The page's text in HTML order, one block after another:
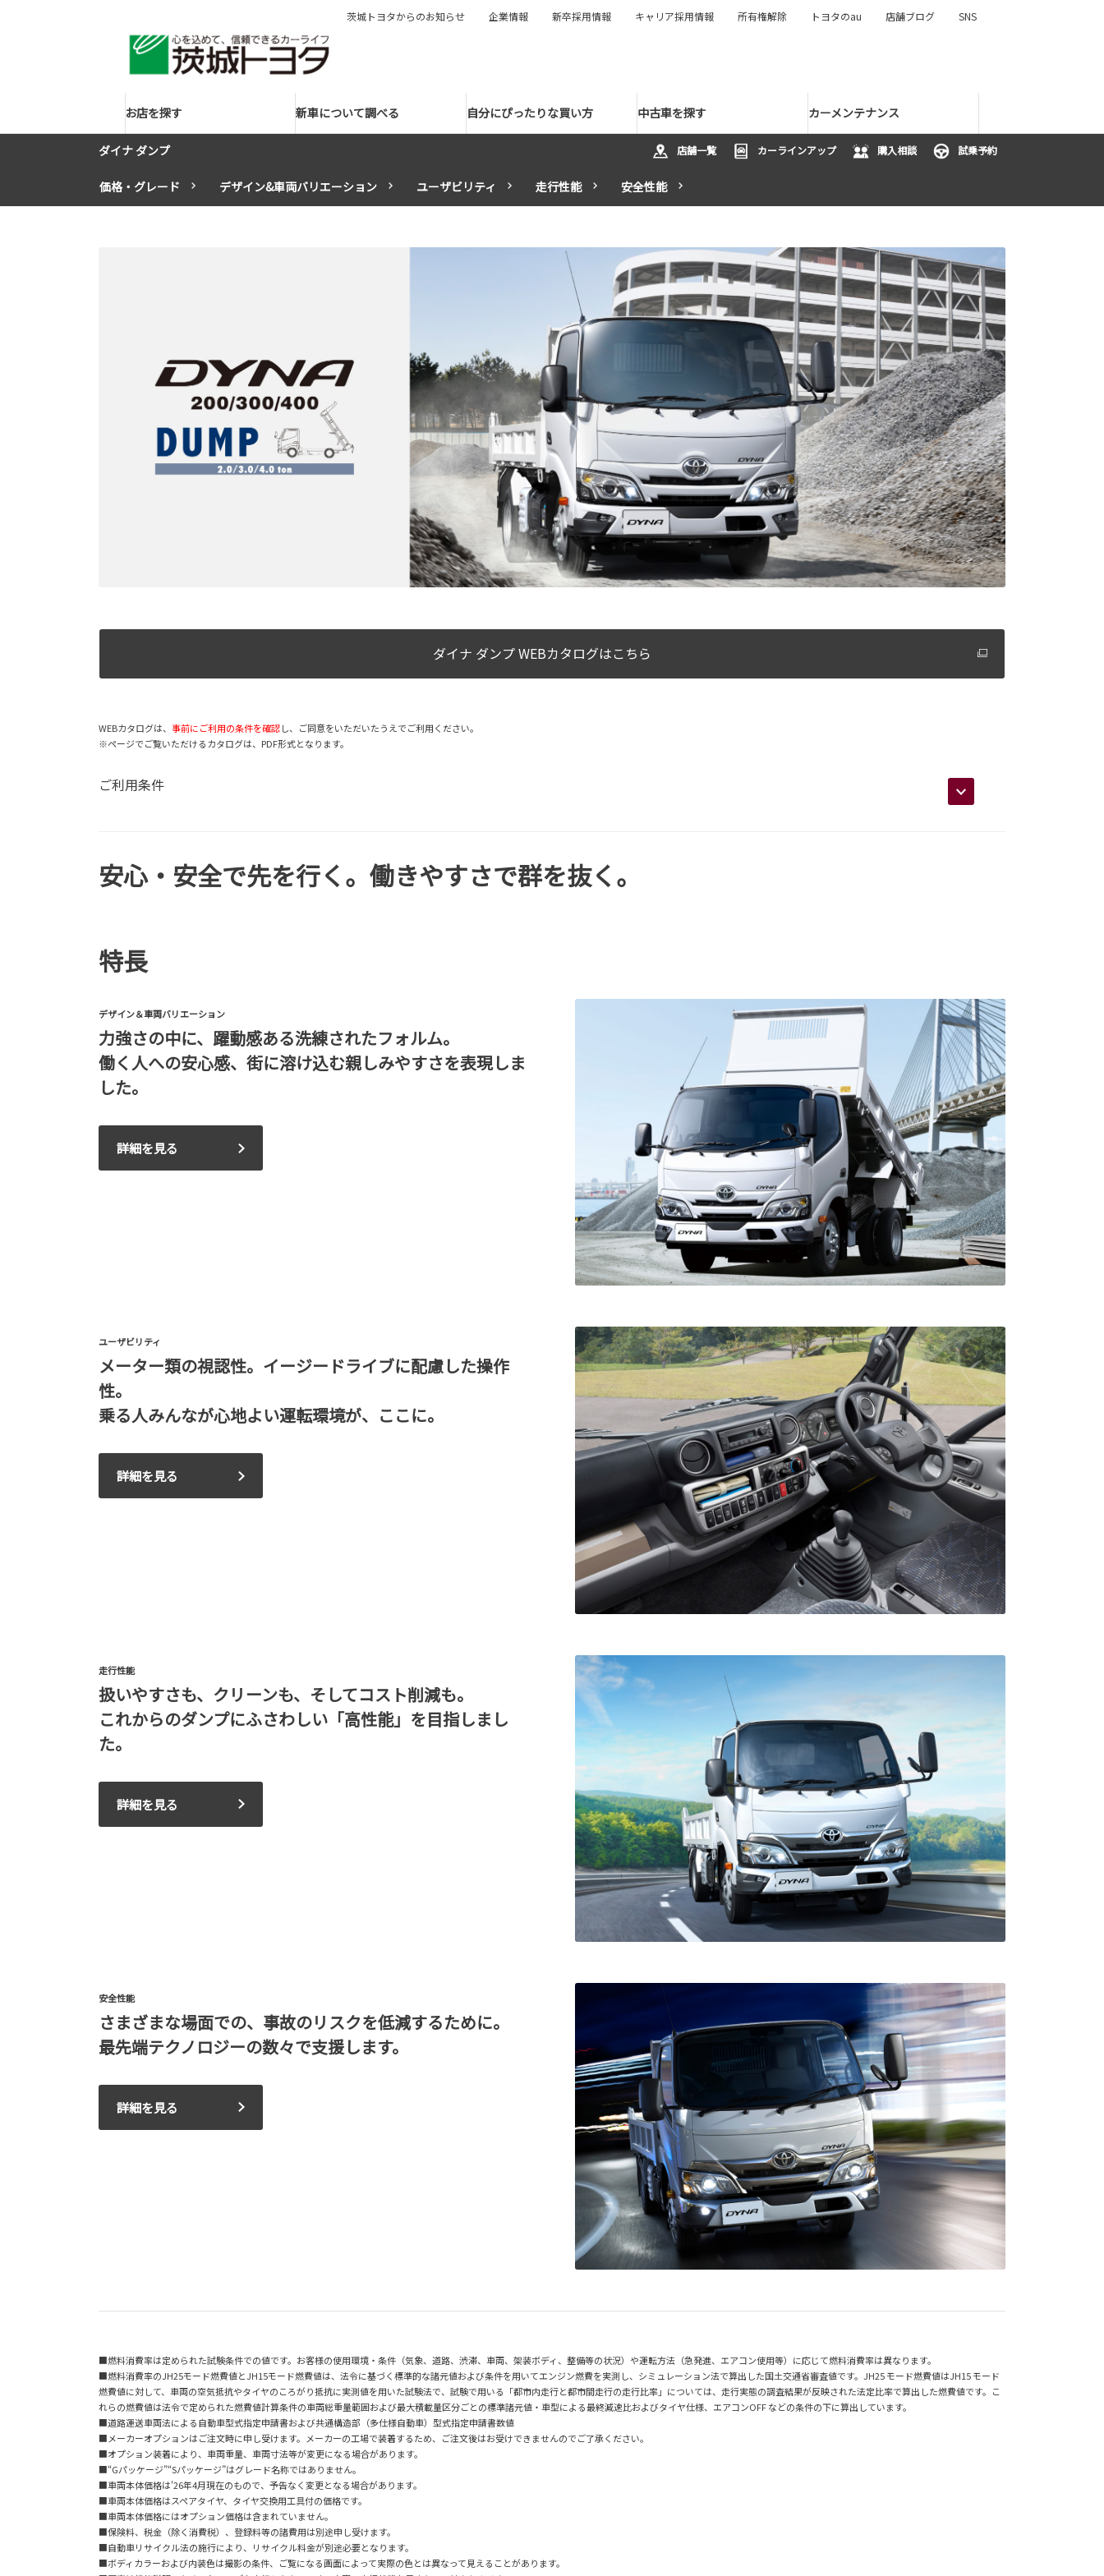
お店を探す 新車について調べる 自分にぴったりな買い方 中古車を探す カーメンテナンス
茨城トヨタからのお知らせ 企業情報 新卒採用情報 キャリア採用情報 所有権解除 トヨタのau 店舗ブログ SNS
ダイナ ダンプ 店舗一覧 カーラインアップ 購入相談 試乗予約
価格・グレード デザイン&車両バリエーション ユーザビリティ 走行性能 安全性能
ダイナ ダンプ WEBカタログはこちら
WEBカタログは、 事前にご利用の条件を確認し、ご同意をいただいたうえでご利用ください。
※ページでご覧いただけるカタログは、PDF形式となります。
ご利用条件
安心・安全で先を行く。働きやすさで群を抜く。
特長
デザイン＆車両バリエーション
力強さの中に、躍動感ある洗練されたフォルム。
働く人への安心感、街に溶け込む親しみやすさを表現しま
した。
詳細を見る
ユーザビリティ
メーター類の視認性。イージードライブに配慮した操作
性。
乗る人みんなが心地よい運転環境が、ここに。
詳細を見る
走行性能
扱いやすさも、クリーンも、そしてコスト削減も。
これからのダンプにふさわしい「高性能」を目指しまし
た。
詳細を見る
安全性能
さまざまな場面での、事故のリスクを低減するために。
最先端テクノロジーの数々で支援します。
詳細を見る
■燃料消費率は定められた試験条件での値です。お客様の使用環境・条件（気象、道路、渋滞、車両、架装ボディ、整備等の状況）や運転方法（急発進、エアコン使用等）に応じて燃料消費率は異なります。
■燃料消費率のJH25モード燃費値とJH15モード燃費値は、法令に基づく標準的な諸元値および条件を用いてエンジン燃費を実測し、シミュレーション法で算出した国土交通省審査値です。JH25 モード燃費値はJH15 モード
燃費値に対して、車両の空気抵抗やタイヤのころがり抵抗に実測値を用いた試験法で、試験で用いる「都市内走行と都市間走行の走行比率」については、走行実態の調査結果が反映された法定比率で算出した燃費値です。こ
れらの燃費値は法令で定められた燃費値計算条件の車両総重量範囲および最大積載量区分ごとの標準諸元値・車型による最終減速比およびタイヤ仕様、エアコンOFF などの条件の下に算出しています。
■道路運送車両法による自動車型式指定申請書および共通構造部（多仕様自動車）型式指定申請書数値
■メーカーオプションはご注文時に申し受けます。メーカーの工場で装着するため、ご注文後はお受けできませんのでご了承ください。
■オプション装着により、車両重量、車両寸法等が変更になる場合があります。
■“Gパッケージ”“Sパッケージ”はグレード名称ではありません。
■車両本体価格は'26年4月現在のもので、予告なく変更となる場合があります。
■車両本体価格はスペアタイヤ、タイヤ交換用工具付の価格です。
■車両本体価格にはオプション価格は含まれていません。
■保険料、税金（除く消費税）、登録料等の諸費用は別途申し受けます。
■自動車リサイクル法の施行により、リサイクル料金が別途必要となります。
■ボディカラーおよび内装色は撮影の条件、ご覧になる画面によって実際の色とは異なって見えることがあります。